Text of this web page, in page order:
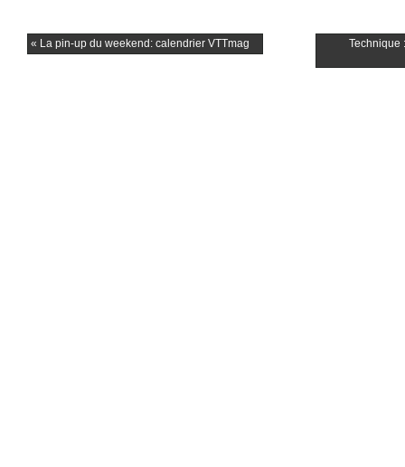
« La pin-up du weekend: calendrier VTTmag Technique